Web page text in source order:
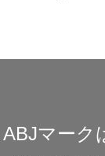
ABJマーク